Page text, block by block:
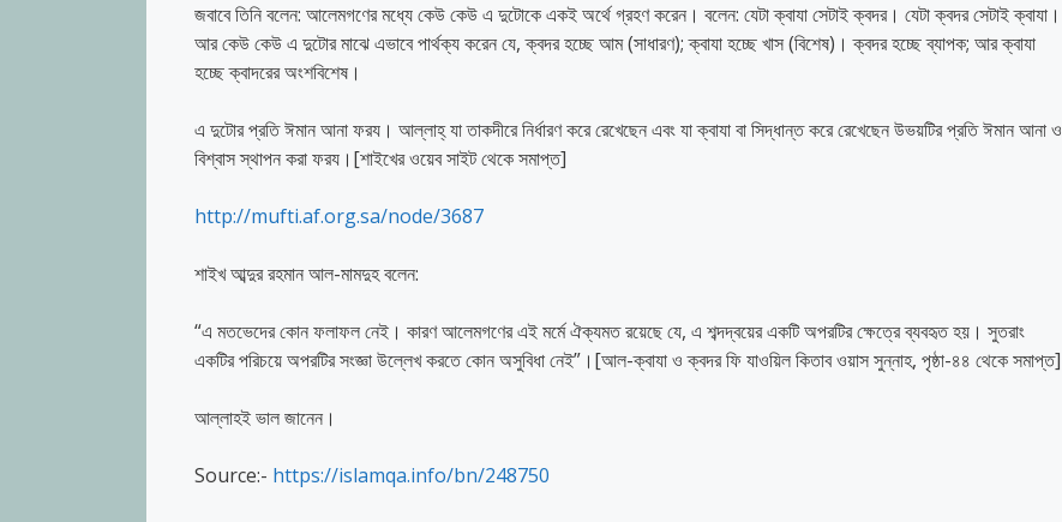
জবাবে তিনি বলেন: আলেমগণের মধ্যে কেউ কেউ এ দুটোকে একই অর্থে গ্রহণ করেন। বলেন: যেটা ক্বাযা সেটাই ক্বদর। যেটা ক্বদর সেটাই ক্বাযা।
আর কেউ কেউ এ দুটোর মাঝে এভাবে পার্থক্য করেন যে, ক্বদর হচ্ছে আম (সাধারণ); ক্বাযা হচ্ছে খাস (বিশেষ)। ক্বদর হচ্ছে ব্যাপক; আর ক্বাযা
হচ্ছে ক্বাদরের অংশবিশেষ।
এ দুটোর প্রতি ঈমান আনা ফরয। আল্লাহ্‌ যা তাকদীরে নির্ধারণ করে রেখেছেন এবং যা ক্বাযা বা সিদ্ধান্ত করে রেখেছেন উভয়টির প্রতি ঈমান আনা ও
বিশ্বাস স্থাপন করা ফরয।[শাইখের ওয়েব সাইট থেকে সমাপ্ত]
http://mufti.af.org.sa/node/3687
শাইখ আব্দুর রহমান আল-মামদুহ বলেন:
“এ মতভেদের কোন ফলাফল নেই। কারণ আলেমগণের এই মর্মে ঐক্যমত রয়েছে যে, এ শব্দদ্বয়ের একটি অপরটির ক্ষেত্রে ব্যবহৃত হয়। সুতরাং
একটির পরিচয়ে অপরটির সংজ্ঞা উল্লেখ করতে কোন অসুবিধা নেই”।[আল-ক্বাযা ও ক্বদর ফি যাওয়িল কিতাব ওয়াস সুন্নাহ, পৃষ্ঠা-৪৪ থেকে সমাপ্ত]
আল্লাহই ভাল জানেন।
Source:- https://islamqa.info/bn/248750